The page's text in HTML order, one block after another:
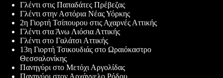
Γλέντι στις Παπαδάτες Πρέβεζας
Γλέντι στην Αστόρια Νέας Υόρκης
2η Γιορτή Τσίπουρου στις Αχαρνές Αττικής
Γλέντι στα Άνω Λιόσια Αττικής
Γλέντι στο Γαλάτσι Αττικής
13η Γιορτή Τσικουδιάς στο Ωραιόκαστρο
Θεσσαλονίκης
Πανηγύρι στο Μετόχι Αργολίδας
Πανηγύρι στον Αρχάγγελο Ρόδου